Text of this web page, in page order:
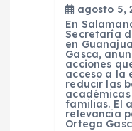
agosto 5,
En
Secretaría
en
Gasca,
acciones
acceso a la
reducir las
familias. El
relevancia
Ortega